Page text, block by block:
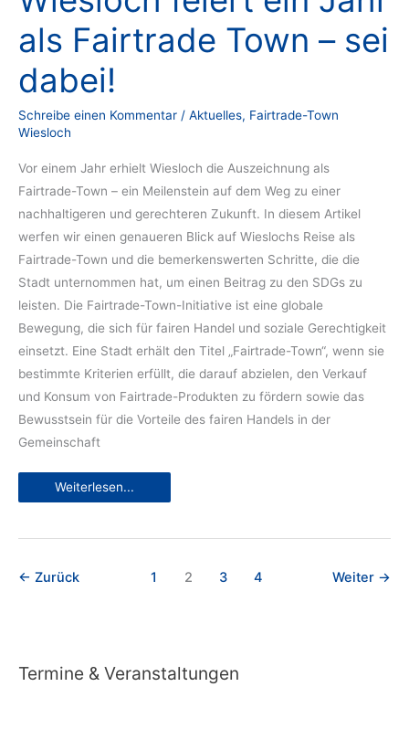
als Fairtrade Town – sei
dabei!
Schreibe einen Kommentar / Aktuelles, Fairtrade-Town
Wiesloch
Vor einem Jahr erhielt Wiesloch die Auszeichnung als
Fairtrade-Town – ein Meilenstein auf dem Weg zu einer
nachhaltigeren und gerechteren Zukunft. In diesem Artikel
werfen wir einen genaueren Blick auf Wieslochs Reise als
Fairtrade-Town und die bemerkenswerten Schritte, die die
Stadt unternommen hat, um einen Beitrag zu den SDGs zu
leisten. Die Fairtrade-Town-Initiative ist eine globale
Bewegung, die sich für fairen Handel und soziale Gerechtigkeit
einsetzt. Eine Stadt erhält den Titel „Fairtrade-Town“, wenn sie
bestimmte Kriterien erfüllt, die darauf abzielen, den Verkauf
und Konsum von Fairtrade-Produkten zu fördern sowie das
Bewusstsein für die Vorteile des fairen Handels in der
Gemeinschaft
Es
als
Fairtrade
Weiterlesen...
← Zurück 1 2 3 4 Weiter →
Termine & Veranstaltungen